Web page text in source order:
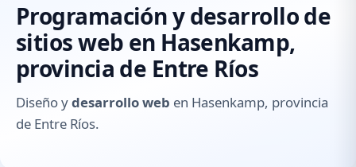
Programación y desarrollo de
sitios web en Hasenkamp,
provincia de Entre Ríos
Diseño ydesarrollo web en Hasenkamp, provincia
de Entre Ríos.